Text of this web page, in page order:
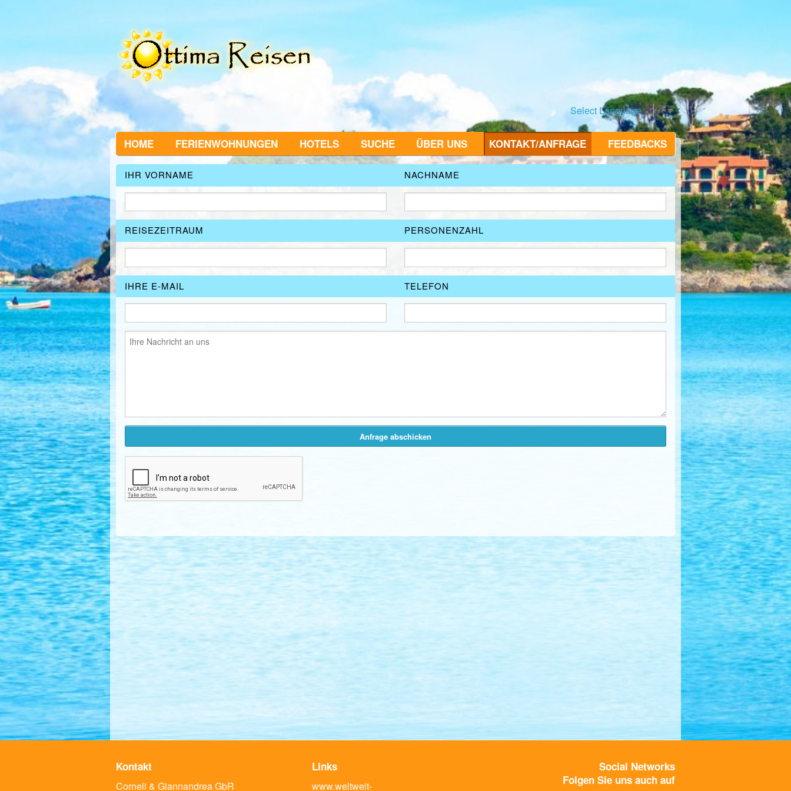
Select Language ▼
HOME FERIENWOHNUNGEN HOTELS SUCHE ÜBER UNS KONTAKT/ANFRAGE FEEDBACKS
IHR VORNAME NACHNAME
REISEZEITRAUM PERSONENZAHL
IHRE E-MAIL TELEFON
Kontakt
Corneli & Giannandrea GbR
Links
www.weltweit-
Social Networks
Folgen Sie uns auch auf